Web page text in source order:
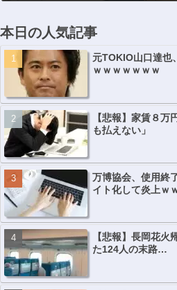
本日の人気記事
元TOKIO山口達也
ｗｗｗｗｗｗｗ
【悲報】家賃８
も払えない」
万博協会、使用終
イト化して炎上ｗ
【悲報】長岡花火
た124人の末路…